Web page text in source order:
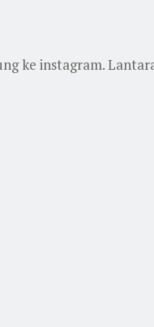
ke instagram.